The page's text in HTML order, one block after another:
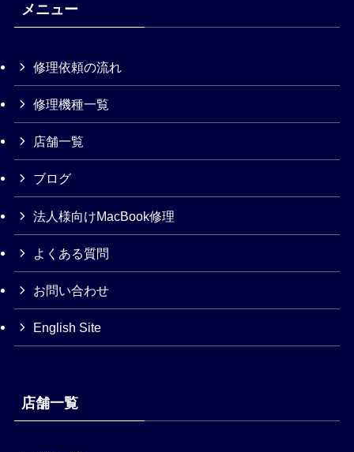
メニュー
修理依頼の流れ
修理機種一覧
店舗一覧
ブログ
法人様向けMacBook修理
よくある質問
お問い合わせ
English Site
店舗一覧